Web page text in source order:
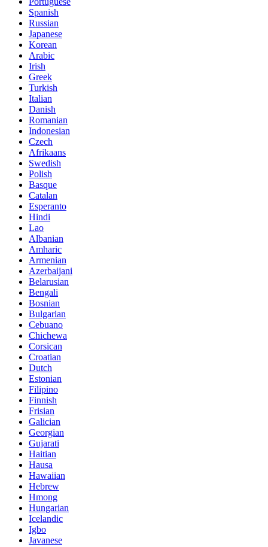
Spanish
Russian
Japanese
Korean
Arabic
Irish
Greek
Turkish
Italian
Danish
Romanian
Indonesian
Czech
Afrikaans
Swedish
Polish
Basque
Catalan
Esperanto
Hindi
Lao
Albanian
Amharic
Armenian
Azerbaijani
Belarusian
Bengali
Bosnian
Bulgarian
Cebuano
Chichewa
Corsican
Croatian
Dutch
Estonian
Filipino
Finnish
Frisian
Galician
Georgian
Gujarati
Haitian
Hausa
Hawaiian
Hebrew
Hmong
Hungarian
Icelandic
Igbo
Javanese